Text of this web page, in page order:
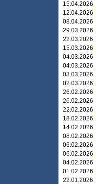
15.04.2026
12.04.2026
08.04.2026
29.03.2026
22.03.2026
15.03.2026
04.03.2026
04.03.2026
03.03.2026
02.03.2026
26.02.2026
26.02.2026
22.02.2026
18.02.2026
14.02.2026
08.02.2026
06.02.2026
06.02.2026
04.02.2026
01.02.2026
22.01.2026